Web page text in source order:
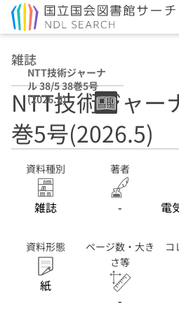
雑誌
NTT技術ジャーナ
ル 38/5 38巻5号
(2026.5)
NTT技術ジャー
巻5号(2026.5)
資料種別
雑誌
著者
- 電
資料形態
紙
ページ数・大き
さ等
-
コ